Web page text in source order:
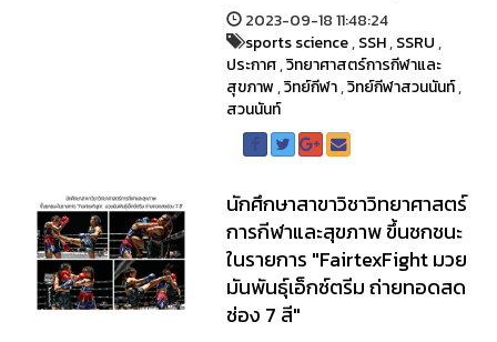
2023-09-18 11:48:24
sports science,SSH,SSRU,
ประกาศ,วิทยาศาสตร์การกีฬาและ
สุขภาพ,วิทย์กีฬา,วิทย์กีฬาสวนนันท์,
สวนนันท์
นักศึกษาสาขาวิชาวิทยาศาสตร์
การกีฬาและสุขภาพ ขึ้นชกชนะ
ในรายการ "FairtexFight มวย
มันพันธุ์เอ็กซ์ตรีม ถ่ายทอดสด
ช่อง 7 สี"